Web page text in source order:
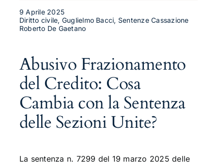
9 Aprile 2025
Diritto civile, Guglielmo Bacci, Sentenze Cassazione
Roberto De Gaetano
Abusivo Frazionamento
del Credito: Cosa
Cambia con la Sentenza
delle Sezioni Unite?
La sentenza n. 7299 del 19 marzo 2025 delle